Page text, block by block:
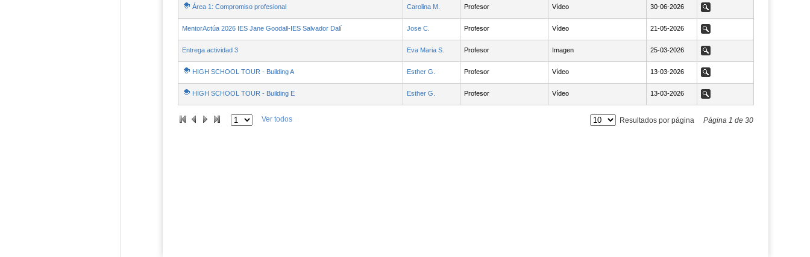
Área 1: Compromiso profesional Carolina M. Profesor Vídeo NaN30-06-2026
30-06-2026 Ver
MentorActúa 2026 IES Jane Goodall-IES Salvador Dalí Jose C. Profesor Vídeo NaN21-05-2026
21-05-2026 Ver
Entrega actividad 3 Eva Maria S. Profesor Imagen NaN25-03-2026
25-03-2026 Ver
HIGH SCHOOL TOUR - Building A Esther G. Profesor Vídeo NaN13-03-2026
13-03-2026 Ver
HIGH SCHOOL TOUR - Building E Esther G. Profesor Vídeo NaN13-03-2026
13-03-2026 Ver
Ver todos Resultados por página Página 1 de 30